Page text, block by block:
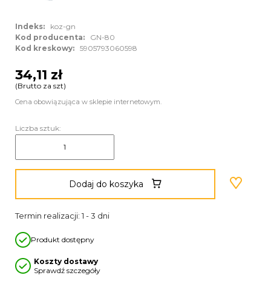
Indeks:
koz-gn
Kod producenta:
GN-80
Kod kreskowy: 5905793060598
34,11 zł
(Brutto za szt)
Cena obowiązująca w sklepie internetowym.
Liczba sztuk:
Dodaj do koszyka
Termin realizacji: 1 - 3 dni
Produkt dostępny
Koszty dostawy
Sprawdź szczegóły